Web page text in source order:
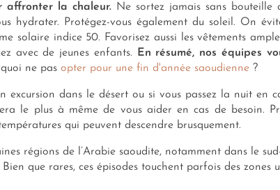
affronter la chaleur.Ne sortez jamais sans bouteille
hydrater. Protégez-vous également du soleil. On
solaire indice 50. Favorisez aussi les vêtements
avec de jeunes enfants.
En résumé, nos équipes
ne pas opter pour une fin d'année saoudienne?
excursion dans le désert ou si vous passez la nuit en
le plus à même de vous aider en cas de besoin.
qui peuvent descendre brusquement.
régions de l’Arabie saoudite, notamment dans le
que rares, ces épisodes touchent parfois des zones